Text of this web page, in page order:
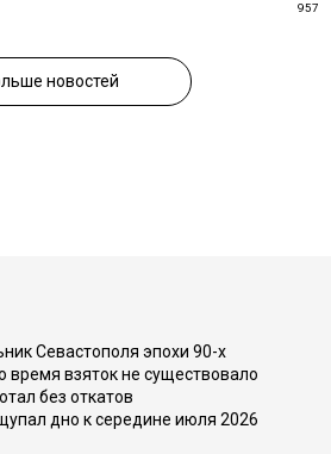
957
новостей
Севастополя эпохи 90-х
время взяток не существовало
без откатов
дно к середине июля 2026